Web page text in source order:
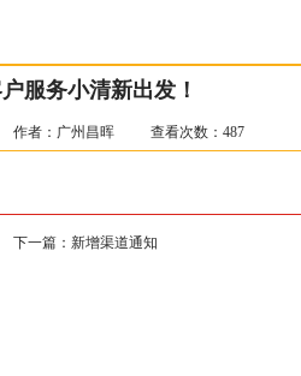
服务小清新出发！
作者：广州昌晖 查看次数： 487
下一篇： 新增渠道通知